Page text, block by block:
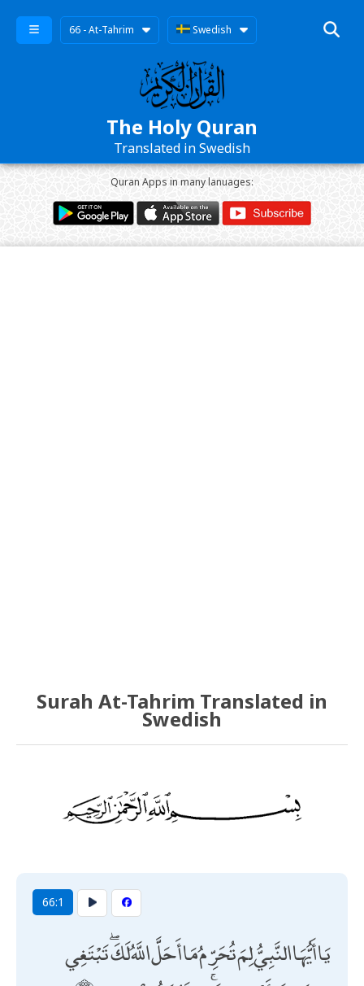
66 - At-Tahrim Swedish
The Holy Quran
Translated in Swedish
Quran Apps in many lanuages:
Surah At-Tahrim Translated in
Swedish
66:1
يَا أَيُّهَا النَّبِيُّ لِمَ تُحَرِّمُ مَا أَحَلَّ اللَّهُ لَكَ ۖ تَبْتَغِي